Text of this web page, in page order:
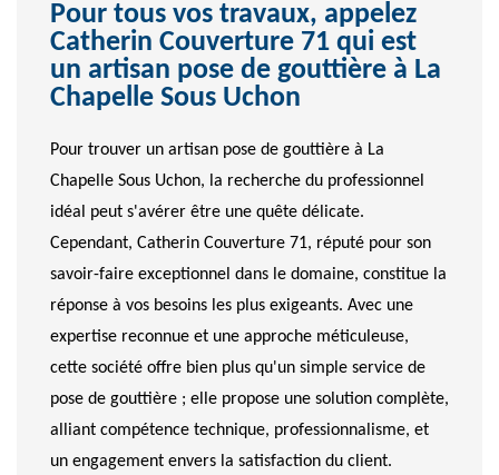
Pour tous vos travaux, appelez
Catherin Couverture 71 qui est
un artisan pose de gouttière à La
Chapelle Sous Uchon
Pour trouver un artisan pose de gouttière à La
Chapelle Sous Uchon, la recherche du professionnel
idéal peut s'avérer être une quête délicate.
Cependant, Catherin Couverture 71, réputé pour son
savoir-faire exceptionnel dans le domaine, constitue la
réponse à vos besoins les plus exigeants. Avec une
expertise reconnue et une approche méticuleuse,
cette société offre bien plus qu'un simple service de
pose de gouttière ; elle propose une solution complète,
alliant compétence technique, professionnalisme, et
un engagement envers la satisfaction du client.